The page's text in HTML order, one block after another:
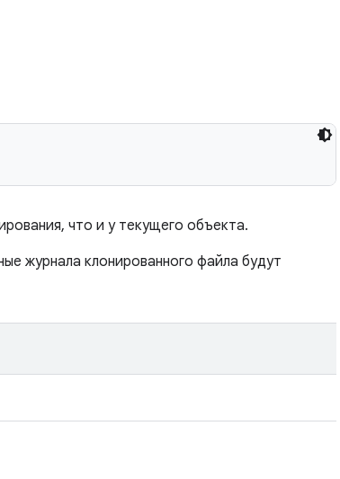
что и у текущего объекта.
журнала клонированного файла будут